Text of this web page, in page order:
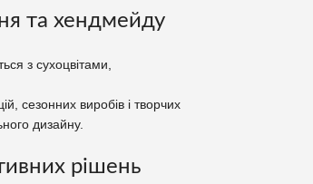
та хендмейду
з сухоцвітами,
сезонних виробів і творчих
дизайну.
рішень